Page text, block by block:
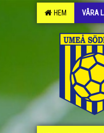
HEM VÅRA